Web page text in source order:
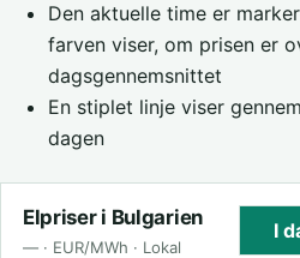
Den aktuelle time er
farven viser, om prisen er
dagsgennemsnittet
En stiplet linje viser
dagen
Elpriser i Bulgarien
— · EUR/MWh · Lokal
I